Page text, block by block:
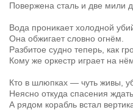
Повержена сталь и две мили
Вода проникает холодной
Она обжигает словно огнём.
Разбитое судно теперь, как
Кому же оркестр играет на
Кто в шлюпках — чуть живы,
Неясно откуда спасения ждать,
А рядом корабль встал